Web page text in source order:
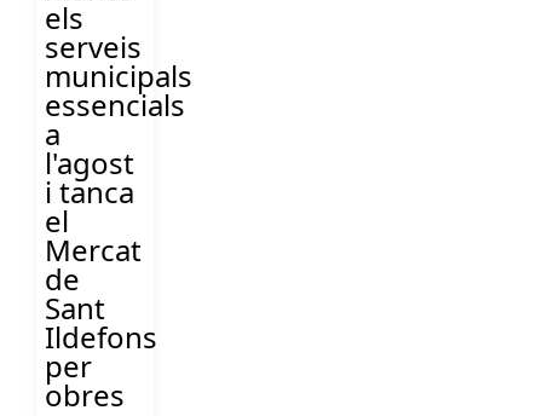
els
serveis
municipals
essencials
a
l'agost
i tanca
el
Mercat
de
Sant
Ildefons
per
obres